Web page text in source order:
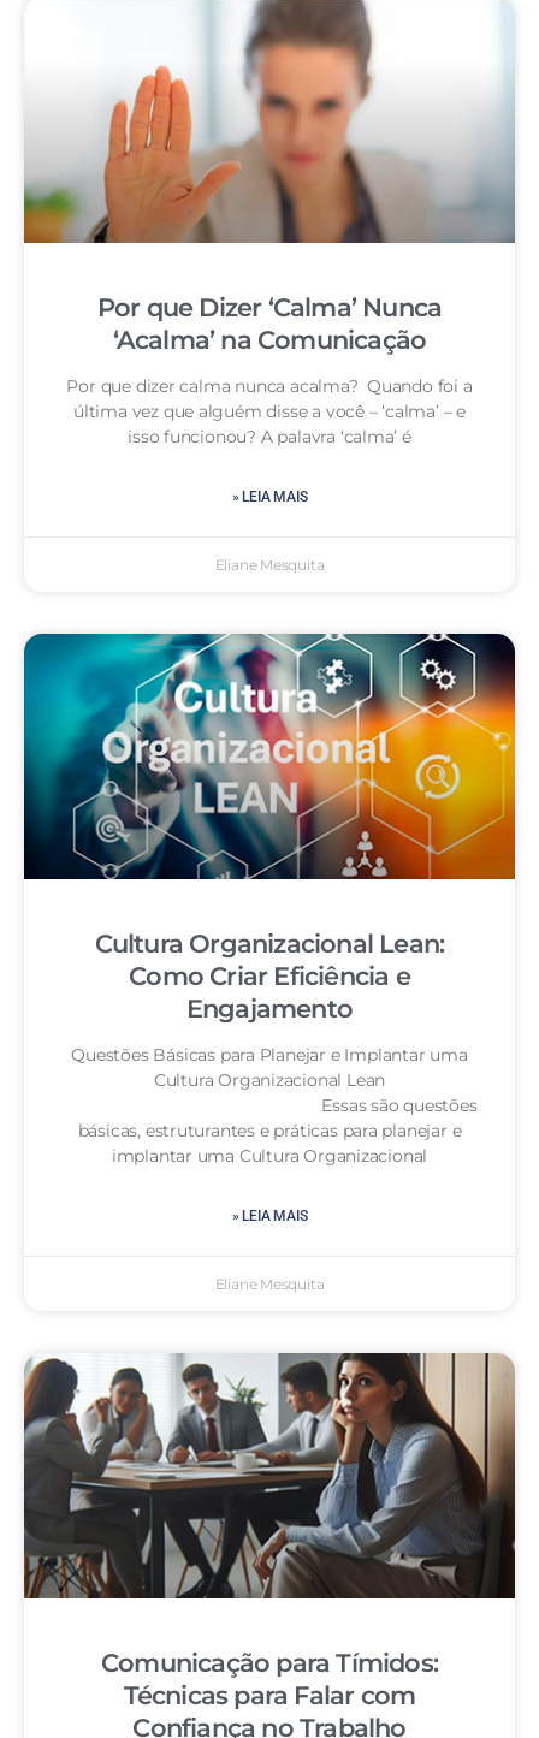
Por que Dizer ‘Calma’ Nunca
‘Acalma’ na Comunicação
Por que dizer calma nunca acalma? Quando foi a
última vez que alguém disse a você – ‘calma’ – e
isso funcionou? A palavra ‘calma’ é
» LEIA MAIS
Eliane Mesquita
Cultura Organizacional Lean:
Como Criar Eficiência e
Engajamento
Questões Básicas para Planejar e Implantar uma
Cultura Organizacional Lean
Essas são questões
básicas, estruturantes e práticas para planejar e
implantar uma Cultura Organizacional
» LEIA MAIS
Eliane Mesquita
Comunicação para Tímidos:
Técnicas para Falar com
Confiança no Trabalho